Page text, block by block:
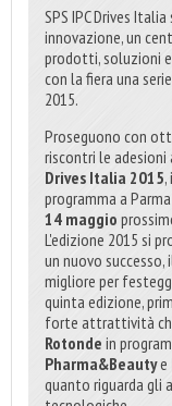
SPS IPC Drives
innovazione, un
prodotti, soluzioni
con la fiera una
2015.
Proseguono con
riscontri le adesioni
Drives Italia 2015,
programma a
14 maggio
L'edizione 2015 si
un nuovo successo,
migliore per
quinta edizione,
forte attrattività
Rotonde in
Pharma&Beautye
quanto riguarda gli